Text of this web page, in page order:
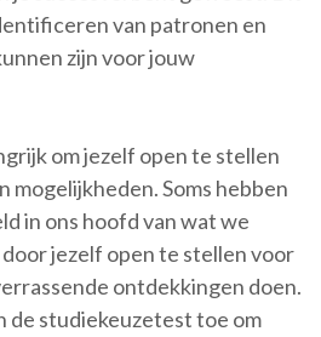
van patronen en
zijn voor jouw
om jezelf open te stellen
mogelijkheden. Soms hebben
in ons hoofd van wat we
jezelf open te stellen voor
ontdekkingen doen.
de studiekeuzetest toe om